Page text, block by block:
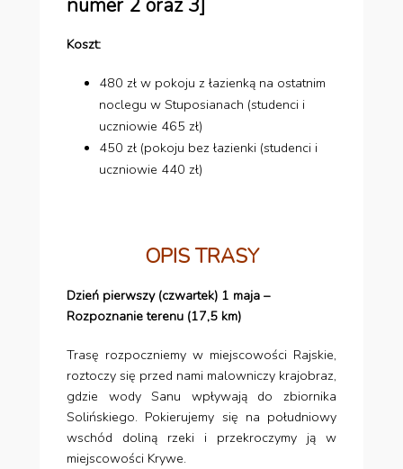
Koszt:
480 zł w pokoju z łazienką na ostatnim
noclegu w Stuposianach (studenci i
uczniowie 465 zł)
450 zł (pokoju bez łazienki (studenci i
uczniowie 440 zł)
OPIS TRASY
Dzień pierwszy (czwartek) 1 maja –
Rozpoznanie terenu (17,5 km)
Trasę rozpoczniemy w miejscowości Rajskie,
roztoczy się przed nami malowniczy krajobraz,
gdzie wody Sanu wpływają do zbiornika
Solińskiego. Pokierujemy się na południowy
wschód doliną rzeki i przekroczymy ją w
miejscowości Krywe.